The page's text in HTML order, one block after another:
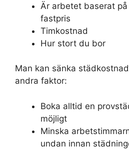
Är arbetet baserat
fastpris
Timkostnad
Hur stort du bor
Man kan sänka
andra faktor:
Boka alltid en
möjligt
Minska
undan innan